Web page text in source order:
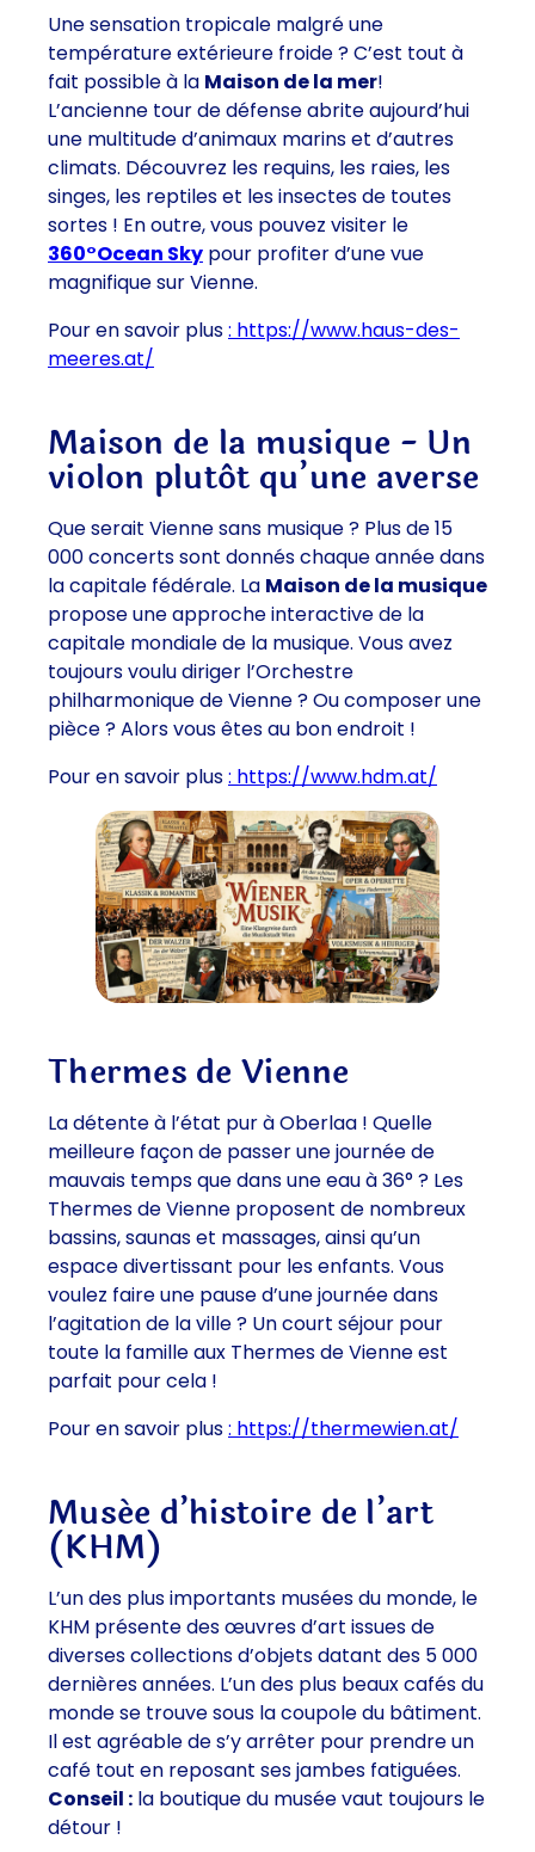
Une sensation tropicale malgré une
température extérieure froide ? C’est tout à
fait possible à la Maison de la mer!
L’ancienne tour de défense abrite aujourd’hui
une multitude d’animaux marins et d’autres
climats. Découvrez les requins, les raies, les
singes, les reptiles et les insectes de toutes
sortes ! En outre, vous pouvez visiter le
360°Ocean Sky pour profiter d’une vue
magnifique sur Vienne.
Pour en savoir plus: https://www.haus-des-
meeres.at/
Maison de la musique - Un
violon plutôt qu’une averse
Que serait Vienne sans musique ? Plus de 15
000 concerts sont donnés chaque année dans
la capitale fédérale. La Maison de la musique
propose une approche interactive de la
capitale mondiale de la musique. Vous avez
toujours voulu diriger l’Orchestre
philharmonique de Vienne ? Ou composer une
pièce ? Alors vous êtes au bon endroit !
Pour en savoir plus: https://www.hdm.at/
Thermes de Vienne
La détente à l’état pur à Oberlaa ! Quelle
meilleure façon de passer une journée de
mauvais temps que dans une eau à 36° ? Les
Thermes de Vienne proposent de nombreux
bassins, saunas et massages, ainsi qu’un
espace divertissant pour les enfants. Vous
voulez faire une pause d’une journée dans
l’agitation de la ville ? Un court séjour pour
toute la famille aux Thermes de Vienne est
parfait pour cela !
Pour en savoir plus: https://thermewien.at/
Musée d’histoire de l’art
(KHM)
L’un des plus importants musées du monde, le
KHM présente des œuvres d’art issues de
diverses collections d’objets datant des 5 000
dernières années. L’un des plus beaux cafés du
monde se trouve sous la coupole du bâtiment.
Il est agréable de s’y arrêter pour prendre un
café tout en reposant ses jambes fatiguées.
Conseil : la boutique du musée vaut toujours le
détour !